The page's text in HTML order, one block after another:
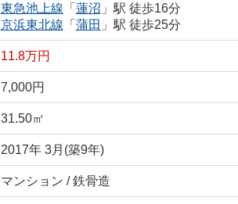
東急池上線 「 蓮沼 」駅 徒歩16分
京浜東北線 「 蒲田 」駅 徒歩25分
11.8万円
7,000円
31.50㎡
2017年 3月(築9年)
マンション / 鉄骨造